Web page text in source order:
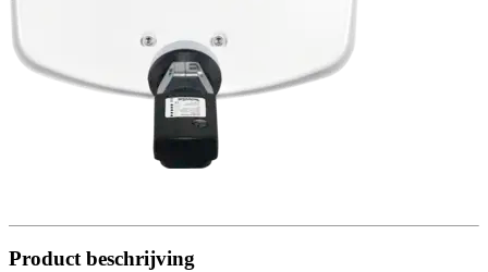
Product beschrijving